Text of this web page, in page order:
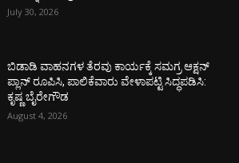
July 30, 2026
ಬಿಡಾಡಿ ವಾಹನಗಳ ತೆರವು ಕಾರ್ಯಕ್ಕೆ ಸಮಗ್ರ ಆಕ್ಷನ್
ಪ್ಲಾನ್ ರೂಪಿಸಿ, ಪಾಲಿಕೆವಾರು ವೇಳಾಪಟ್ಟಿ ಸಿದ್ಧಪಡಿಸಿ:
ಕೃಷ್ಣ ಬೈರೇಗೌಡ
August 4, 2026